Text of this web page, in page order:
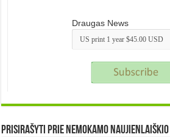
Draugas News
Prisirašyti prie nemokamo naujienlaiškio